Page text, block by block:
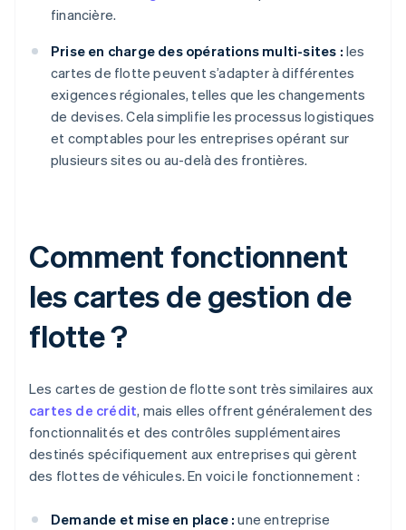
financière.
Prise en charge des opérations multi-sites : les
cartes de flotte peuvent s’adapter à différentes
exigences régionales, telles que les changements
de devises. Cela simplifie les processus logistiques
et comptables pour les entreprises opérant sur
plusieurs sites ou au-delà des frontières.
Comment fonctionnent
les cartes de gestion de
flotte ?
Les cartes de gestion de flotte sont très similaires aux
cartes de crédit, mais elles offrent généralement des
fonctionnalités et des contrôles supplémentaires
destinés spécifiquement aux entreprises qui gèrent
des flottes de véhicules. En voici le fonctionnement :
Demande et mise en place : une entreprise